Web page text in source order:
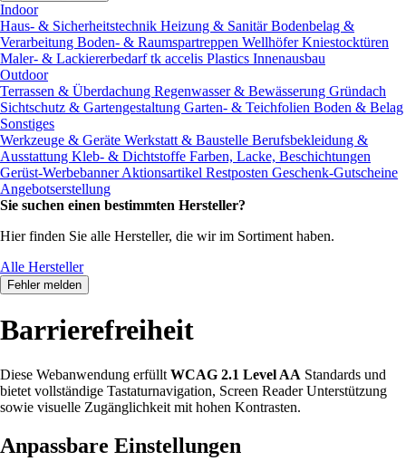
Indoor
Haus- & Sicherheitstechnik Heizung & SanitärBodenbelag &
Verarbeitung Boden- & Raumspartreppen Wellhöfer Kniestocktüren
Maler- & Lackiererbedarftk accelis Plastics Innenausbau
Outdoor
Terrassen & Überdachung Regenwasser & Bewässerung Gründach
Sichtschutz & Gartengestaltung Garten- & Teichfolien Boden & Belag
Sonstiges
Werkzeuge & Geräte Werkstatt & Baustelle Berufsbekleidung &
Ausstattung Kleb- & Dichtstoffe Farben, Lacke, Beschichtungen
Gerüst-WerbebannerAktionsartikel Restposten Geschenk-Gutscheine
Angebotserstellung
Sie suchen einen bestimmten Hersteller?
Hier finden Sie alle Hersteller, die wir im Sortiment haben.
Alle Hersteller
Fehler melden
Barrierefreiheit
Diese Webanwendung erfüllt WCAG 2.1 Level AA Standards und
bietet vollständige Tastaturnavigation, Screen Reader Unterstützung
sowie visuelle Zugänglichkeit mit hohen Kontrasten.
Anpassbare Einstellungen